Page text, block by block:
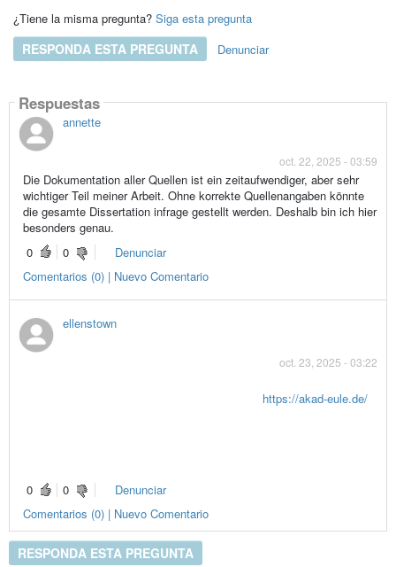
¿Tiene la misma pregunta? Siga esta pregunta
RESPONDA ESTA PREGUNTA Denunciar
Respuestas
annette
oct. 22, 2025 - 03:59
Die Dokumentation aller Quellen ist ein zeitaufwendiger, aber sehr
wichtiger Teil meiner Arbeit. Ohne korrekte Quellenangaben könnte
die gesamte Dissertation infrage gestellt werden. Deshalb bin ich hier
besonders genau.
0
0
Denunciar
Comentarios (0) | Nuevo Comentario
ellenstown
oct. 23, 2025 - 03:22
https://akad-eule.de/
0
0
Denunciar
Comentarios (0) | Nuevo Comentario
RESPONDA ESTA PREGUNTA